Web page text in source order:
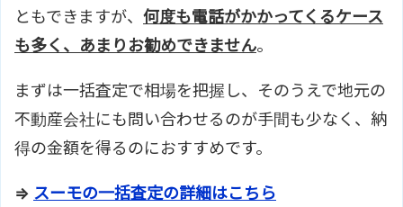
ともできますが、 何度も電話がかかってくるケース
も多く、あまりお勧めできません。
まずは一括査定で相場を把握し、そのうえで地元の
不動産会社にも問い合わせるのが手間も少なく、納
得の金額を得るのにおすすめです。
⇒ スーモの一括査定の詳細はこちら